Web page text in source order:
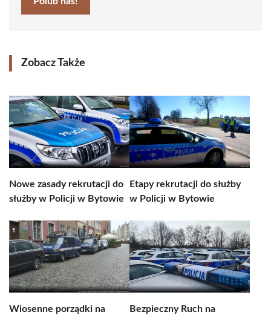
Zobacz Także
Nowe zasady rekrutacji do
służby w Policji w Bytowie
Etapy rekrutacji do służby
w Policji w Bytowie
Wiosenne porządki na
Bezpieczny Ruch na